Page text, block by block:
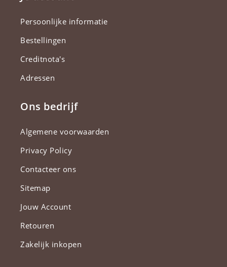
Persoonlijke informatie
Bestellingen
Creditnota's
Adressen
Ons bedrijf
Algemene voorwaarden
Privacy Policy
Contacteer ons
Sitemap
Jouw Account
Retouren
Zakelijk inkopen